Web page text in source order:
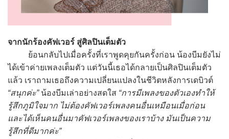
จากนักร้องคัฟเวอร์ สู่ศิลปินเต็มตัว
ย้อนกลับไปเมื่อครั้งที่เราพูดคุยกันครั้งก่อน น้องบีมยังไม่
ได้เข้าค่ายเพลงเต็มตัว แต่วันนี้เธอได้กลายเป็นศิลปินเต็มตัว
แล้ว เราถามเธอถึงความเปลี่ยนแปลงในชีวิตหลังการเดบิวต์
“สนุกค่ะ”น้องบีมเล่าอย่างสดใส “การมีเพลงของตัวเองทำให้
รู้สึกภูมิใจมาก ไม่ต้องคัฟเวอร์เพลงคนอื่นเหมือนเมื่อก่อน
และได้เห็นคนอื่นมาคัฟเวอร์เพลงของเราบ้าง มันเป็นความ
รู้สึกที่ดีมากค่ะ”